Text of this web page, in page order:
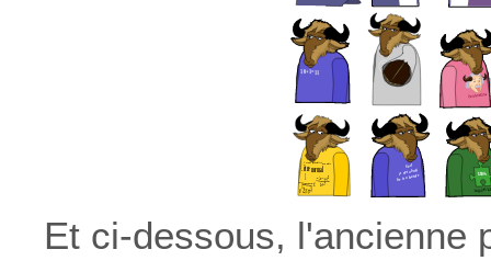
Et ci-dessous, l'ancienne